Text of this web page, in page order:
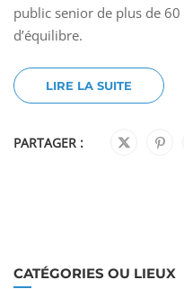
public senior de plus de
d’équilibre.
LIRE LA SUITE
PARTAGER :
CATÉGORIES OU LIEUX